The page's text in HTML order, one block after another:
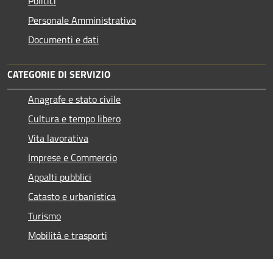
Personale Amministrativo
Documenti e dati
CATEGORIE DI SERVIZIO
Anagrafe e stato civile
Cultura e tempo libero
Vita lavorativa
Imprese e Commercio
Appalti pubblici
Catasto e urbanistica
Turismo
Mobilità e trasporti